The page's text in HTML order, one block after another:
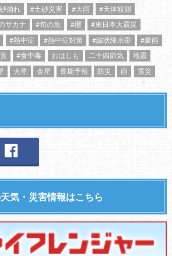
崩れ #土砂災害 #大雨
#天体観測
サカナ #旬の魚 #暦
#東日本大震災
#熱中症 #熱中症対策 #線状降水帯
#豪雨
#食中毒 おはしも 二十四節気
地震
火星 金星 長期予報 防災 雨 震災
気・災害情報はこちら